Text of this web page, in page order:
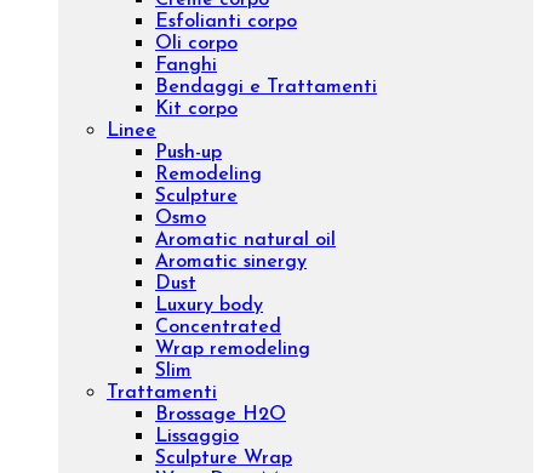
Linee
Inibhit
Elisir shock
Diamond
Purifing
Luxury
Concentrated
Whitening
Sensitive
Aromatic sinergy
Eye contour treatment
Hydrating and Nutritive
Professional face
Trattamenti
Diamond Lifting Face
H2O Treatment
Purifing Treatment
Sensitive Treatment
Venere o Afrodite?
Whitening Treatment
Filler Radiesse